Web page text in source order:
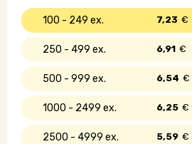
100 - 249 7,23 €
250 - 499 6,91 €
500 - 999 6,54 €
1000 - 2499 6,25 €
2500 - 4999 5,59 €